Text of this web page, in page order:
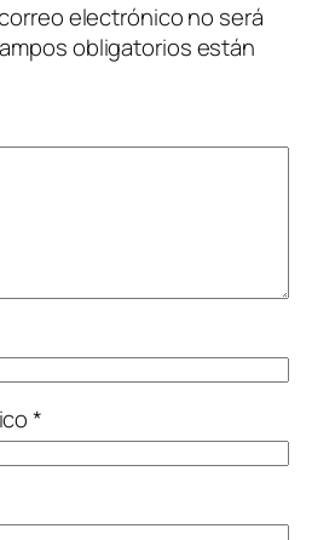
electrónico no será
obligatorios están
*